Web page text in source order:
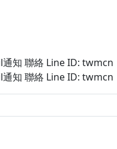
通知 聯絡 Line ID: twmcn
通知 聯絡 Line ID: twmcn